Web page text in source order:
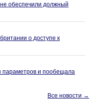
обеспечили должный
о доступе к
параметров и пообещала
Все новости →